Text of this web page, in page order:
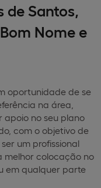
Santos,
Nome e
oportunidade de se
na área,
apoio no seu plano
com o objetivo de
um profissional
colocação no
em qualquer parte